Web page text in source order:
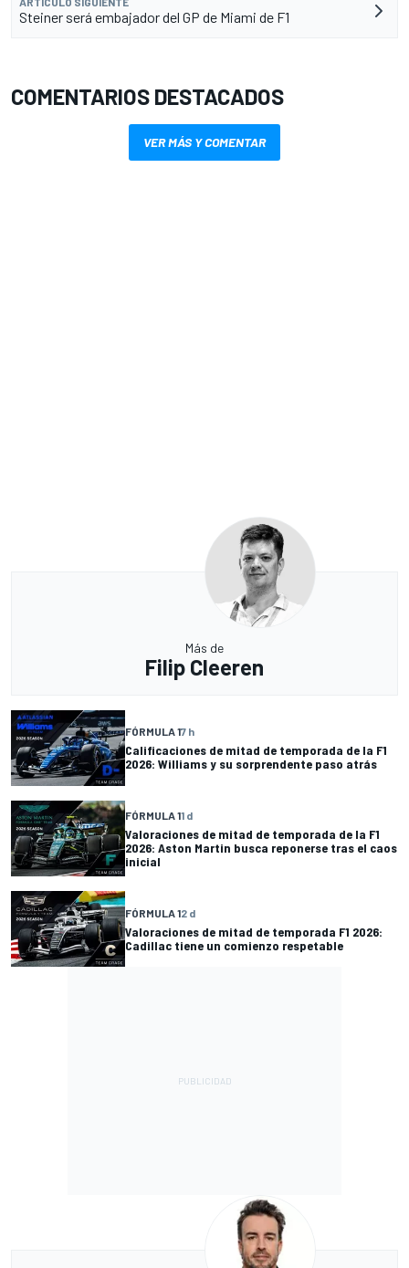
Steiner será embajador del GP de Miami de F1
COMENTARIOS DESTACADOS
VER MÁS Y COMENTAR
Más de
Filip Cleeren
FÓRMULA 17 h
Calificaciones de mitad de temporada de la F1
2026: Williams y su sorprendente paso atrás
FÓRMULA 11 d
Valoraciones de mitad de temporada de la F1
2026: Aston Martin busca reponerse tras el caos
inicial
FÓRMULA 12 d
Valoraciones de mitad de temporada F1 2026:
Cadillac tiene un comienzo respetable